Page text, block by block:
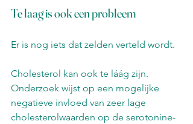
Te laag is ook een probleem
Er is nog iets dat zelden verteld wordt.
Cholesterol kan ook te láág zijn.
Onderzoek wijst op een mogelijke
negatieve invloed van zeer lage
cholesterolwaarden op de serotonine-